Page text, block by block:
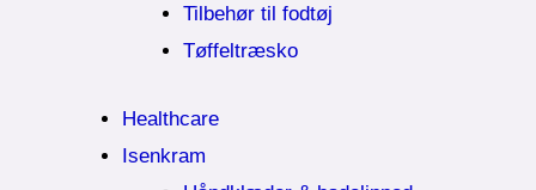
Tilbehør til fodtøj
Tøffeltræsko
Healthcare
Isenkram